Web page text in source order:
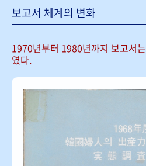
보고서 체계의 변화
1970년부터 1980년까지 보고서는
였다.